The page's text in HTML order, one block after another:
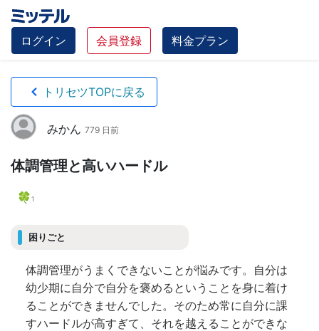
ログイン 会員登録 料金プラン
トリセツTOPに戻る
みかん 779 日前
体調管理と高いハードル
🍀1
困りごと
体調管理がうまくできないことが悩みです。自分は
幼少期に自分で自分を褒めるということを身に着け
ることができませんでした。そのため常に自分に課
すハードルが高すぎて、それを越えることができな